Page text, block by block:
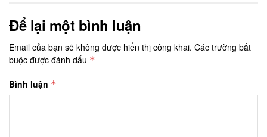
Để lại một bình luận
Email của bạn sẽ không được hiển thị công khai. Các trường bắt
buộc được đánh dấu *
Bình luận *